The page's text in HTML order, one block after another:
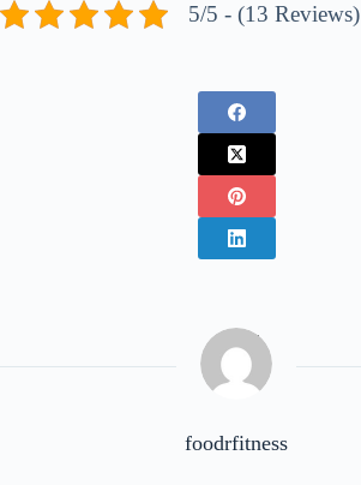
5/5 - (13 Reviews)
foodrfitness